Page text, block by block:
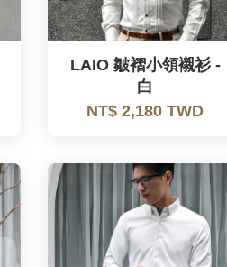
LAIO 皺褶小領襯衫 -
白
NT$ 2,180 TWD